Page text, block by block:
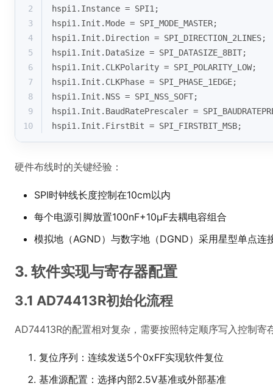
2
hspi1.Instance = SPI1;
3
hspi1.Init.Mode = SPI_MODE_MASTER;
4
hspi1.Init.Direction = SPI_DIRECTION_2LINES;
5
hspi1.Init.DataSize = SPI_DATASIZE_8BIT;
6
hspi1.Init.CLKPolarity = SPI_POLARITY_LOW;
7
hspi1.Init.CLKPhase = SPI_PHASE_1EDGE;
8
hspi1.Init.NSS = SPI_NSS_SOFT;
9
hspi1.Init.BaudRatePrescaler =
10
hspi1.Init.FirstBit = SPI_FIRSTBIT_MSB;
硬件布线时的关键经验：
SPI时钟线长度控制在10cm以内
每个电源引脚放置100nF+10μF去耦电容组合
模拟地（AGND）与数字地（DGND）采用星型单点连
3. 软件实现与寄存器配置
3.1 AD74413R初始化流程
AD74413R的配置相对复杂，需要按照特定顺序写入控制寄
复位序列：连续发送5个0xFF实现软件复位
基准源配置：选择内部2.5V基准或外部基准